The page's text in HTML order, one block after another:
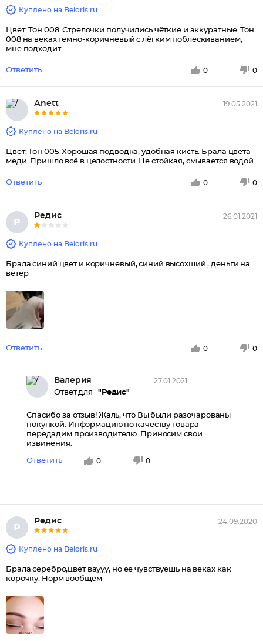
Куплено на Beloris.ru
Цвет: Тон 008. Стрелочки получились чёткие и аккуратные. Тон
008 на веках темно-коричневый с лёгким поблескиванием,
мне подходит
Ответить 0 0
Аnеtt 19.05.2021
Куплено на Beloris.ru
Цвет: Тон 005. Хорошая подводка, удобная кисть. Брала цвета
меди. Пришло всё в целостности. Не стойкая, смывается водой
Ответить 0 0
Р
Редис 26.01.2021
Куплено на Beloris.ru
Брала синий цвет и коричневый, синий высохший , деньги на
ветер
Ответить 0 0
Валерия
Ответ для "Редис"
27.01.2021
Спасибо за отзыв! Жаль, что Вы были разочарованы
покупкой. Информацию по качеству товара
передадим производителю. Приносим свои
извинения.
Ответить 0 0
Р
Редис 24.09.2020
Куплено на Beloris.ru
Брала серебро,цвет ваууу, но ее чувствуешь на веках как
корочку. Норм вообщем